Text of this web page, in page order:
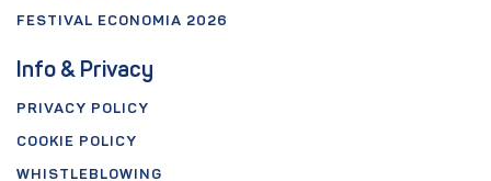
FESTIVAL ECONOMIA 2026
Info & Privacy
PRIVACY POLICY
COOKIE POLICY
WHISTLEBLOWING